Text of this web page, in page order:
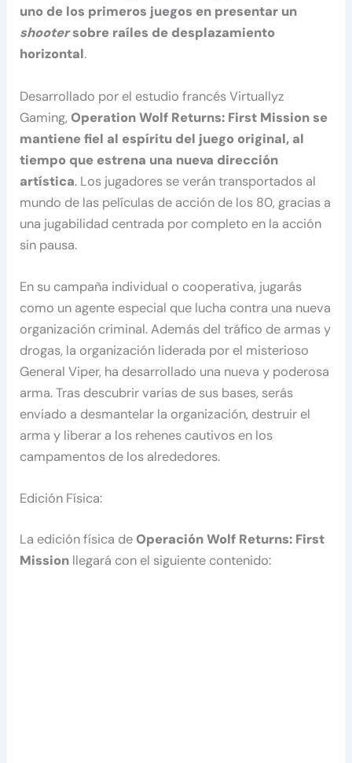
uno de los primeros juegos en presentar un
shootersobre raíles de desplazamiento
horizontal.
Desarrollado por el estudio francés Virtuallyz
Gaming,Operation Wolf Returns: First Mission se
mantiene fiel al espíritu del juego original, al
tiempo que estrena una nueva dirección
artística. Los jugadores se verán transportados al
mundo de las películas de acción de los 80, gracias a
una jugabilidad centrada por completo en la acción
sin pausa.
En su campaña individual o cooperativa, jugarás
como un agente especial que lucha contra una nueva
organización criminal. Además del tráfico de armas y
drogas, la organización liderada por el misterioso
General Viper, ha desarrollado una nueva y poderosa
arma. Tras descubrir varias de sus bases, serás
enviado a desmantelar la organización, destruir el
arma y liberar a los rehenes cautivos en los
campamentos de los alrededores.
Edición Física:
La edición física deOperación Wolf Returns: First
Mission llegará con el siguiente contenido: